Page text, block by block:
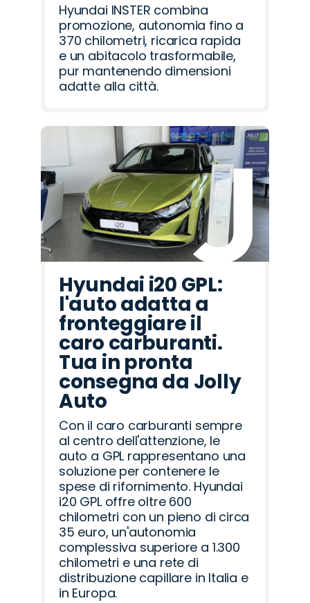
Hyundai INSTER combina
promozione, autonomia fino a
370 chilometri, ricarica rapida
e un abitacolo trasformabile,
pur mantenendo dimensioni
adatte alla città.
Hyundai i20 GPL:
l'auto adatta a
fronteggiare il
caro carburanti.
Tua in pronta
consegna da Jolly
Auto
Con il caro carburanti sempre
al centro dell'attenzione, le
auto a GPL rappresentano una
soluzione per contenere le
spese di rifornimento. Hyundai
i20 GPL offre oltre 600
chilometri con un pieno di circa
35 euro, un'autonomia
complessiva superiore a 1.300
chilometri e una rete di
distribuzione capillare in Italia e
in Europa.